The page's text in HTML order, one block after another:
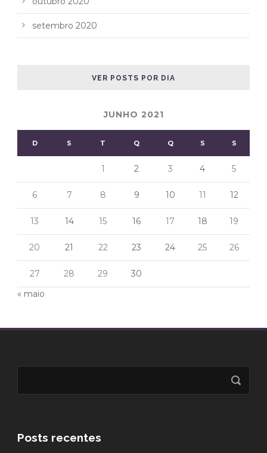
setembro 2020
VER POSTS POR DIA
JUNHO 2021
D S T Q Q S S
1 2 3 4 5
6 7 8 9 10 11 12
13 14 15 16 17 18 19
20 21 22 23 24 25 26
27 28 29
30
« maio
Posts recentes